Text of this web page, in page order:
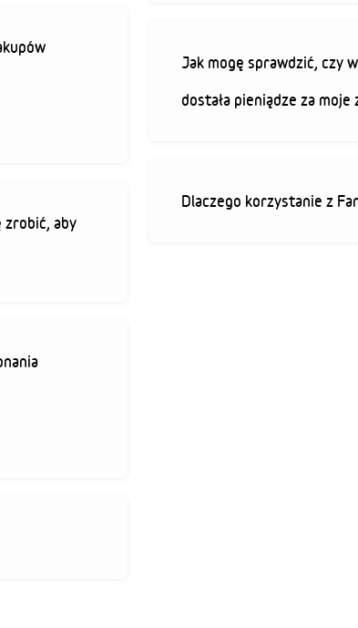
zrobić, aby
Jak mogę sprawdzić, czy
dostała pieniądze za moje
Dlaczego korzystanie z